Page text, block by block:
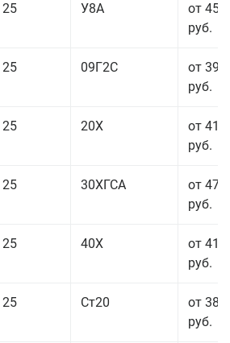
25 У8А
от 45
руб.
25 09Г2С
от 39
руб.
25 20Х
от 41
руб.
25 30ХГСА
от 47
руб.
25 40Х
от 41
руб.
25 Ст20
от 38
руб.